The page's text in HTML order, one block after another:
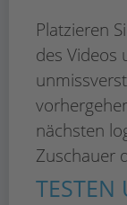
Platzieren
des Videos
nächsten
Zuschauer
TESTEN